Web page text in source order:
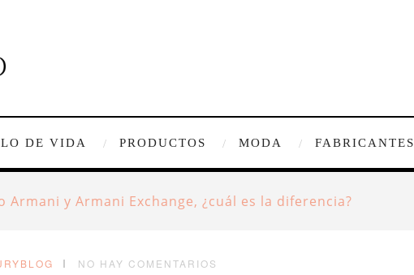
DE VIDA PRODUCTOS MODA FABRICANTES
Armani y Armani Exchange, ¿cuál es la diferencia?
NO HAY COMENTARIOS